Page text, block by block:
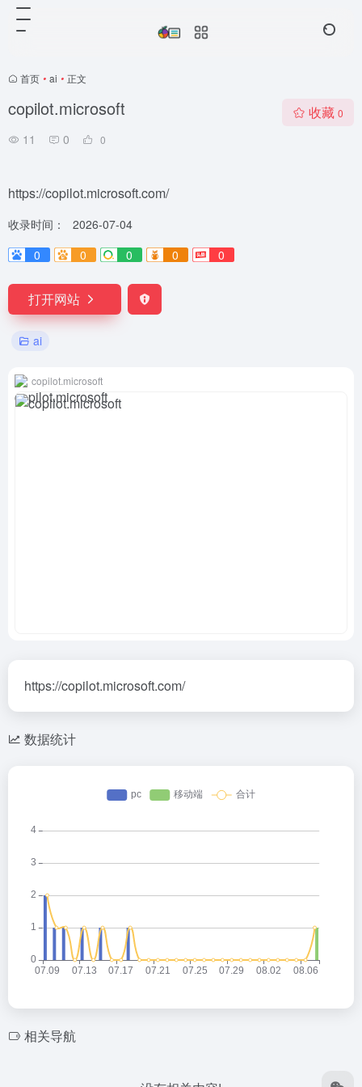
首页 • ai • 正文
copilot.microsoft
11 0 0
收藏 0
https://copilot.microsoft.com/
收录时间：
2026-07-04
0
0 0 0 0
打开网站
ai
copilot.microsoft
https://copilot.microsoft.com/
数据统计
相关导航